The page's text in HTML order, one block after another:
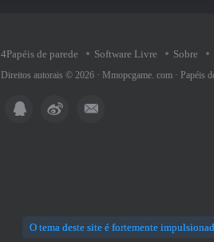
4Papéis de parede Software Livre Sobre
Direitos autorais © 2026 · Mmopcgame. com · Papéis
O tema deste site é fortemente